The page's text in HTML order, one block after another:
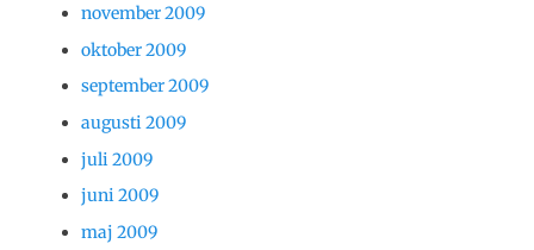
november 2009
oktober 2009
september 2009
augusti 2009
juli 2009
juni 2009
maj 2009